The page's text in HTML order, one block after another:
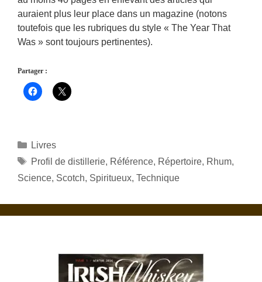
auraient plus leur place dans un magazine (notons
toutefois que les rubriques du style « The Year That
Was » sont toujours pertinentes).
Partager :
Catégories
Livres
Étiquettes
Profil de distillerie, Référence, Répertoire, Rhum,
Science, Scotch, Spiritueux, Technique